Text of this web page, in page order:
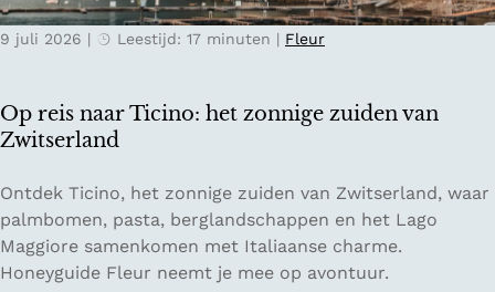
k
v
o
r
e
o
n
n
a
t
e
i
n
d
e
Op reis naar Ticino: het zonnige zuiden van
Zwitserland
9 juli 2026 | Leestijd: 17 minuten | Fleur
O
p
r
e
Ontdek Ticino, het zonnige zuiden van Zwitserland, waar
palmbomen, pasta, berglandschappen en het Lago
Maggiore samenkomen met Italiaanse charme.
Honeyguide Fleur neemt je mee op avontuur.